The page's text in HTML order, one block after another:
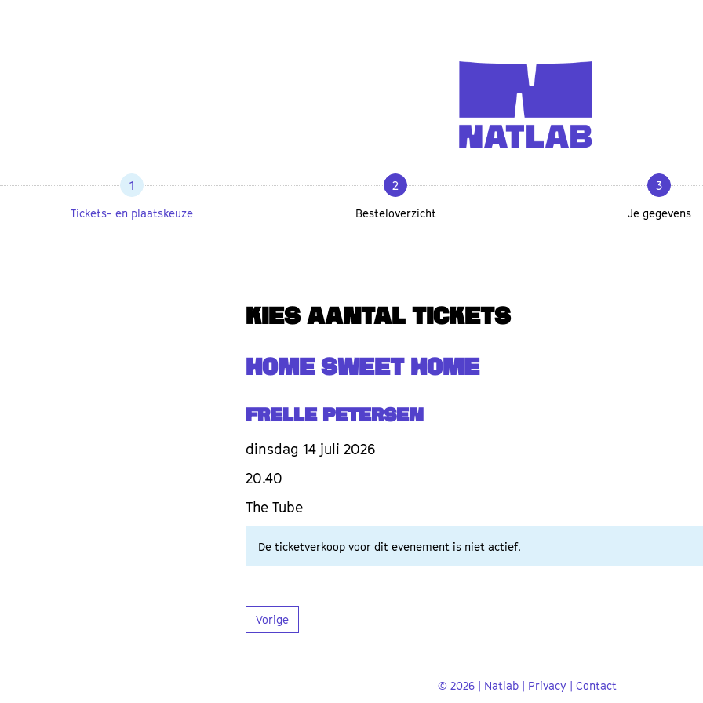
1
Tickets- en plaatskeuze
2
Besteloverzicht
3
Je gegevens
KIES AANTAL TICKETS
HOME SWEET HOME
Frelle Petersen
dinsdag 14 juli 2026
20.40
The Tube
De ticketverkoop voor dit evenement is niet actief.
Vorige
© 2026 | Natlab | Privacy | Contact